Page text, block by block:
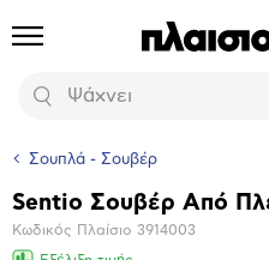
Προϊόντα
Αναζήτηση
Σουπλά - Σουβέρ
Βασικά
χαρακτηριστικά
Sentio Σουβέρ Από
Κωδικός Πλαίσιο 3914003